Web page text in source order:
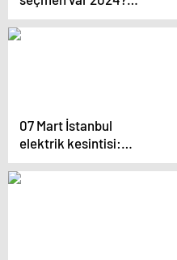
İstanbul’da en çok
seçmen hangi ilçede?
07 Mart İstanbul
elektrik kesintisi:
İstanbul ilçelerinde
elektrikler ne zaman